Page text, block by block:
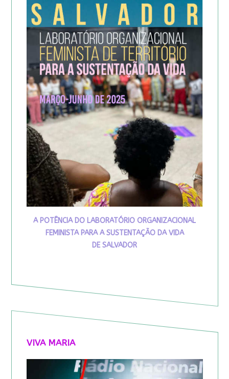
A POTÊNCIA DO LABORATÓRIO ORGANIZACIONAL
FEMINISTA PARA A SUSTENTAÇÃO DA VIDA
DE SALVADOR
VIVA MARIA